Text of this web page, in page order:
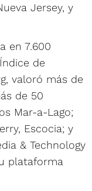
Jersey, y
en 7.600
de
valoró más de
de 50
Mar-a-Lago;
Escocia; y
& Technology
plataforma